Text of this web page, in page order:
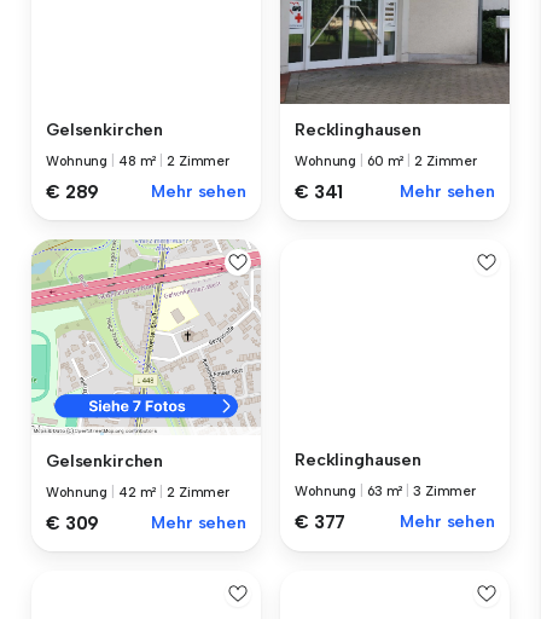
Gelsenkirchen
Wohnung 48 m² |2 Zimmer
€ 289 Mehr sehen
Recklinghausen
Wohnung 60 m² |2 Zimmer
€ 341 Mehr sehen
Gelsenkirchen
Wohnung 42 m² |2 Zimmer
€ 309 Mehr sehen
Recklinghausen
Wohnung 63 m² |3 Zimmer
€ 377 Mehr sehen